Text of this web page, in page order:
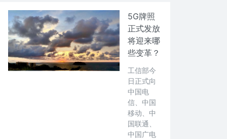
5G牌照
正式发放
将迎来哪
些变革？
工信部今
日正式向
中国电
信、中国
移动、中
国联通、
中国广电